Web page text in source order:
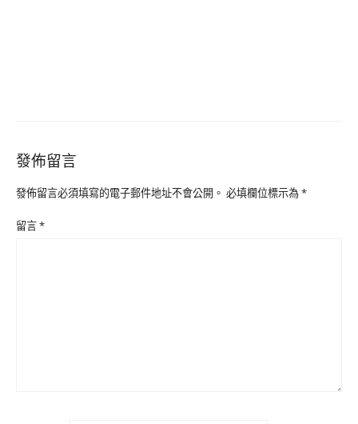
發佈留言
發佈留言必須填寫的電子郵件地址不會公開。 必填欄位標示為*
留言*